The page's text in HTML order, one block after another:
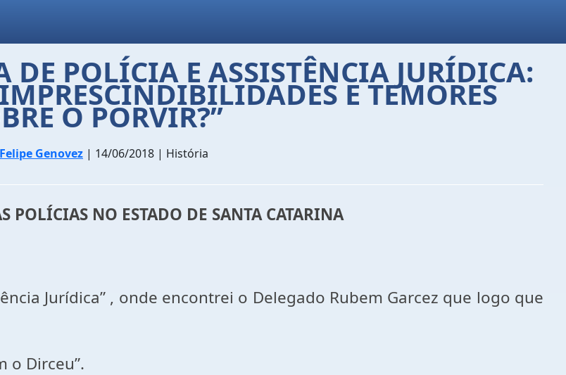
DE POLÍCIA E ASSISTÊNCIA JURÍDICA:
E TEMORES
O PORVIR?”
Felipe Genovez | 14/06/2018 | História
POLÍCIAS NO ESTADO DE SANTA CATARINA
Jurídica” , onde encontrei o Delegado Rubem Garcez que logo que
o Dirceu”.